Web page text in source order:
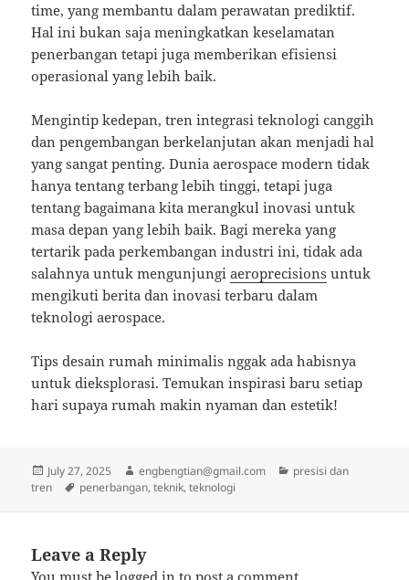
time, yang membantu dalam perawatan prediktif.
Hal ini bukan saja meningkatkan keselamatan
penerbangan tetapi juga memberikan efisiensi
operasional yang lebih baik.
Mengintip kedepan, tren integrasi teknologi canggih
dan pengembangan berkelanjutan akan menjadi hal
yang sangat penting. Dunia aerospace modern tidak
hanya tentang terbang lebih tinggi, tetapi juga
tentang bagaimana kita merangkul inovasi untuk
masa depan yang lebih baik. Bagi mereka yang
tertarik pada perkembangan industri ini, tidak ada
salahnya untuk mengunjungiaeroprecisions untuk
mengikuti berita dan inovasi terbaru dalam
teknologi aerospace.
Tips desain rumah minimalis nggak ada habisnya
untuk dieksplorasi. Temukan inspirasi baru setiap
hari supaya rumah makin nyaman dan estetik!
Posted
on
July 27, 2025 Author
engbengtian@gmail.com Categories
presisi dan
tren
Tags
penerbangan,teknik,teknologi
Leave a Reply
You must belogged in to post a comment.